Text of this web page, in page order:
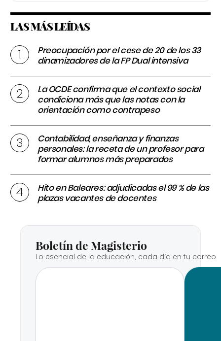
LAS MÁS LEÍDAS
Preocupación por el cese de 20 de los 33
dinamizadores de la FP Dual intensiva
La OCDE confirma que el contexto social
condiciona más que las notas con la
orientación como contrapeso
Contabilidad, enseñanza y finanzas
personales: la receta de un profesor para
formar alumnos más preparados
Hito en Baleares: adjudicadas el 99 % de las
plazas vacantes de docentes
Boletín de Magisterio
Lo esencial de la educación, cada día en tu correo.